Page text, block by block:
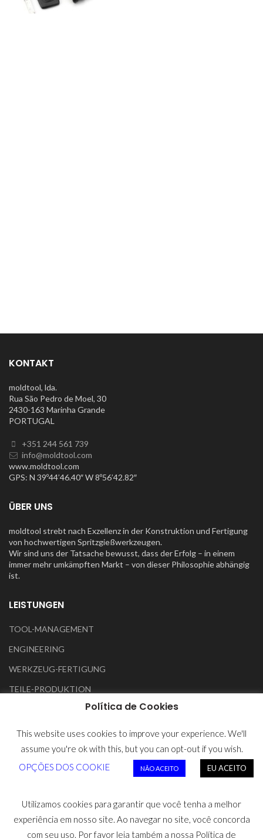
KONTAKT
moldtool, lda.
Rua São Pedro de Moel, 30
2430-163 Marinha Grande
PORTUGAL
+351 244 561 739
info@moldtool.com
www.moldtool.com
GPS: N 39º44’46.40″ W 8º56’42.82″
ÜBER UNS
moldtool strebt nach Exzellenz in der Konstruktion und Fertigung
von hochwertigen Spritzgießwerkzeugen.
Wir sind uns der Tatsache bewusst, dass der Erfolg – in einem
immer mehr umkämpften Markt – von dieser Philosophie abhängig
ist.
LEISTUNGEN
TOOL-MANAGEMENT
ENGINEERING
WERKZEUG-FERTIGUNG
TEILE-PRODUKTION
ELEKTRONIK
MEDIZIN
ANDERE
Política de Cookies
This website uses cookies to improve your experience. We'll
assume you're ok with this, but you can opt-out if you wish.
OPÇÕES DOS COOKIE
NÃO ACEITO EU ACEITO
Utilizamos cookies para garantir que você tenha a melhor
experiência em nosso site. Ao navegar no site, você concorda
com seu uso. Por favor leia também a nossa Política de